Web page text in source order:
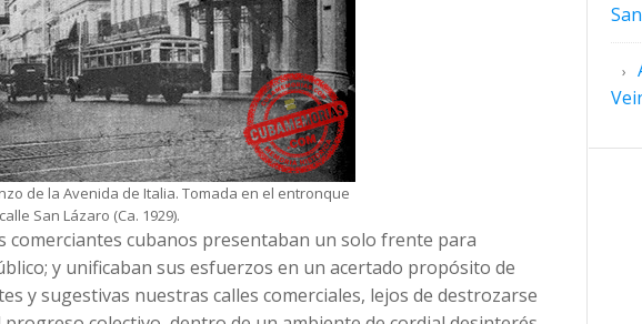
de la Avenida de Italia. Tomada en el entronque
San Lázaro (Ca. 1929).
comerciantes cubanos presentaban un solo frente para
y unificaban sus esfuerzos en un acertado propósito de
y sugestivas nuestras calles comerciales, lejos de destrozarse